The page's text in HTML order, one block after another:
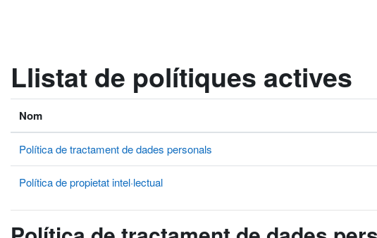
Llistat de polítiques actives
Nom
Política de tractament de dades personals
Política de propietat intel·lectual